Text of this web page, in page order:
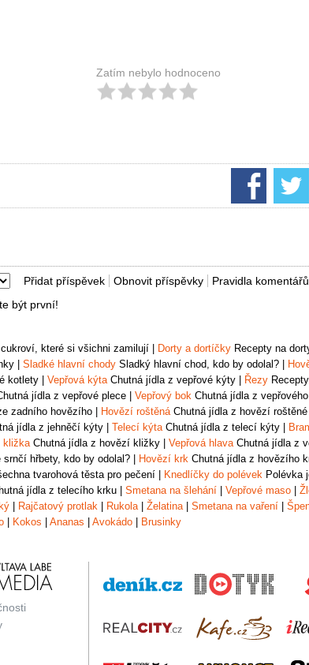
Zatím nebylo hodnoceno
Pravidla komentářů
Obnovit příspěvky
Přidat příspěvek
být první!
které si všichni zamilují Dorty a dortíčky Recepty na
Sladké hlavní chody Sladký hlavní chod, kdo by odolal?
kotlety Vepřová kýtaChutná jídla z vepřové kýty Řezy
jídla z vepřové plece Vepřový bok Chutná jídla z
zadního hovězího Hovězí roštěnáChutná jídla z hovězí roštěné
jídla z jehněčí kýty Telecí kýtaChutná jídla z telecí kýty
kližkaChutná jídla z hovězí kližky Vepřová hlavaChutná jídla z
srnčí hřbety, kdo by odolal? Hovězí krk Chutná jídla z hovězího
tvarohová těsta pro pečení Knedlíčky do polévek Polévka
jídla z telecího krku Smetana na šlehání Vepřové maso
Rajčatový protlak Rukola| Želatina| Smetana na vaření
Kokos Ananas Avokádo Brusinky